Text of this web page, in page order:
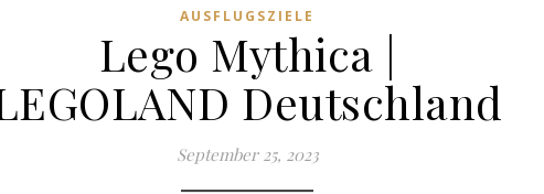
AUSFLUGSZIELE
Lego Mythica |
Deutschland
September 25, 2023